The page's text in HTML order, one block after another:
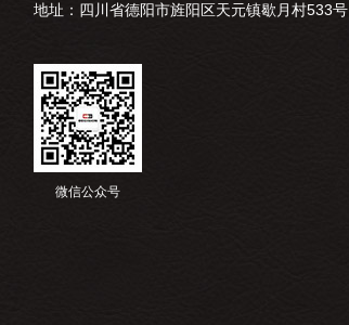
地址：四川省德阳市旌阳区天元镇歇月村533号
微信公众号